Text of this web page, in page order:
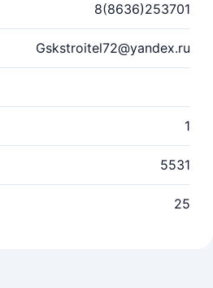
8(8636)253701
Gskstroitel72@yandex.ru
1
5531
25